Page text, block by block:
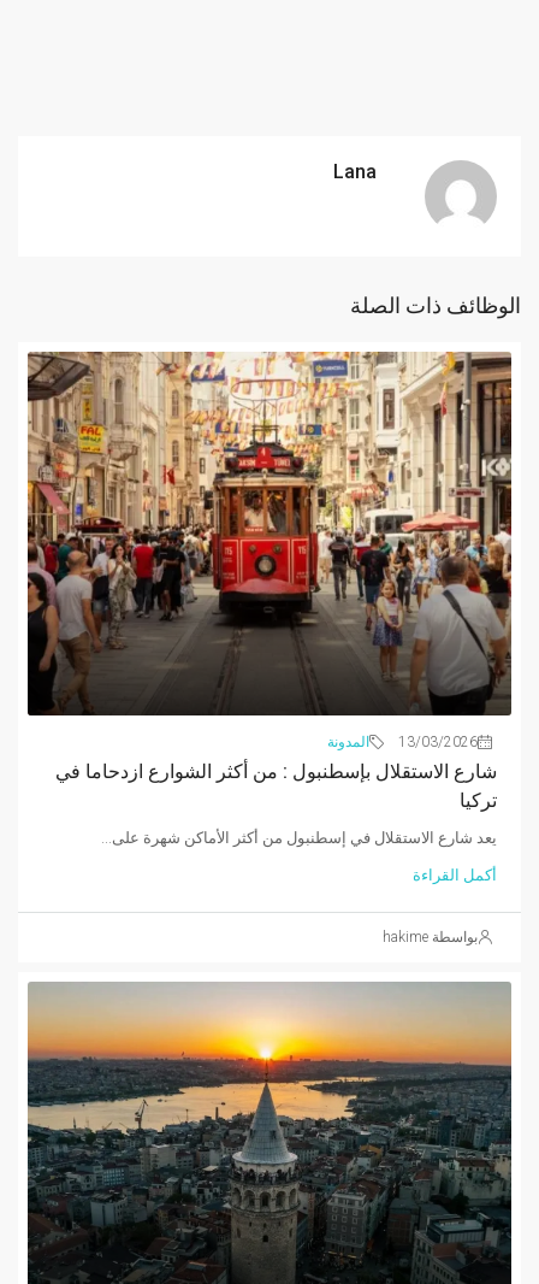
Lana
الوظائف ذات الصلة
13/03/2026 المدونة
شارع الاستقلال بإسطنبول : من أكثر الشوارع ازدحاما في
تركيا
يعد شارع الاستقلال في إسطنبول من أكثر الأماكن شهرة على...
أكمل القراءة
بواسطة hakime